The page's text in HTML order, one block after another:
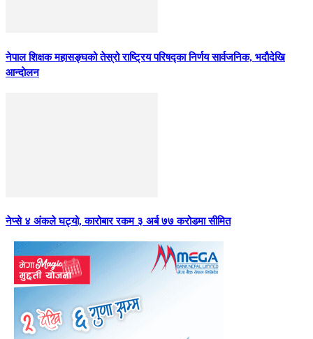
नेपाल शिक्षक महासङ्घको तेस्रो राष्ट्रिय परिषद्का निर्णय सार्वजनिक, भदाैदेखि
आन्दाेलन
नेप्से ४ अंकले घट्यो, कारोबार रकम ३ अर्ब ७७ करोडमा सीमित